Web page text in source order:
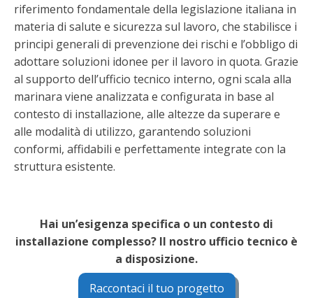
riferimento fondamentale della legislazione italiana in
materia di salute e sicurezza sul lavoro, che stabilisce i
principi generali di prevenzione dei rischi e l’obbligo di
adottare soluzioni idonee per il lavoro in quota. Grazie
al supporto dell’ufficio tecnico interno, ogni scala alla
marinara viene analizzata e configurata in base al
contesto di installazione, alle altezze da superare e
alle modalità di utilizzo, garantendo soluzioni
conformi, affidabili e perfettamente integrate con la
struttura esistente.
Hai un’esigenza specifica o un contesto di
installazione complesso? Il nostro ufficio tecnico è
a disposizione.
Raccontaci il tuo progetto